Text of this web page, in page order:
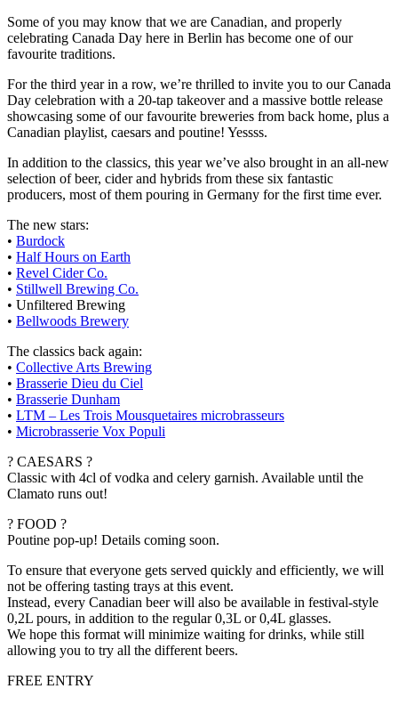
Some of you may know that we are Canadian, and properly
celebrating Canada Day here in Berlin has become one of our
favourite traditions.
For the third year in a row, we’re thrilled to invite you to our Canada
Day celebration with a 20-tap takeover and a massive bottle release
showcasing some of our favourite breweries from back home, plus a
Canadian playlist, caesars and poutine! Yessss.
In addition to the classics, this year we’ve also brought in an all-new
selection of beer, cider and hybrids from these six fantastic
producers, most of them pouring in Germany for the first time ever.
The new stars:
• Burdock
• Half Hours on Earth
• Revel Cider Co.
• Stillwell Brewing Co.
• Unfiltered Brewing
• Bellwoods Brewery
The classics back again:
• Collective Arts Brewing
• Brasserie Dieu du Ciel
• Brasserie Dunham
• LTM – Les Trois Mousquetaires microbrasseurs
• Microbrasserie Vox Populi
? CAESARS ?
Classic with 4cl of vodka and celery garnish. Available until the
Clamato runs out!
? FOOD ?
Poutine pop-up! Details coming soon.
To ensure that everyone gets served quickly and efficiently, we will
not be offering tasting trays at this event.
Instead, every Canadian beer will also be available in festival-style
0,2L pours, in addition to the regular 0,3L or 0,4L glasses.
We hope this format will minimize waiting for drinks, while still
allowing you to try all the different beers.
FREE ENTRY